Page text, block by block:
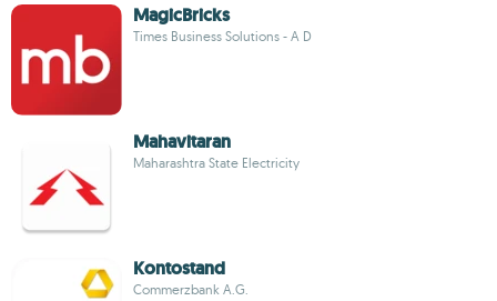
MagicBricks
Times Business Solutions - A D
Mahavitaran
Maharashtra State Electricity
Kontostand
Commerzbank A.G.